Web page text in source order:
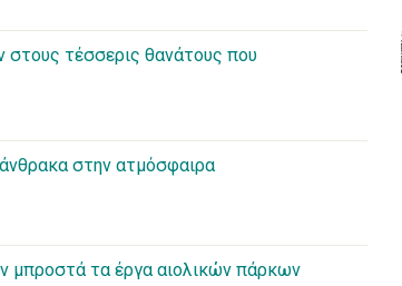
στους τέσσερις θανάτoυς που
άνθρακα στην ατμόσφαιρα
μπροστά τα έργα αιολικών πάρκων